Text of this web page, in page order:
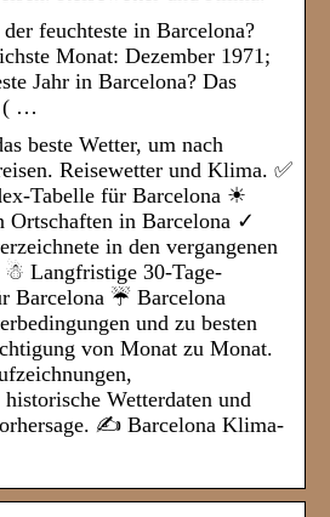
feuchteste in Barcelona?
Monat: Dezember 1971;
Jahr in Barcelona? Das
( …
beste Wetter, um nach
Reisewetter und Klima. ✅
Tabelle für Barcelona ☀
Ortschaften in Barcelona ✓
in den vergangenen
☃ Langfristige 30-Tage-
Barcelona ☔ Barcelona
und zu besten
von Monat zu Monat.
Wetterdaten und
✍ Barcelona Klima-